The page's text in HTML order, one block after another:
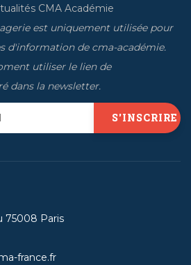
CMA Académie
est uniquement utilisée pour
d'information de cma-académie.
utiliser le lien de
dans la newsletter.
75008 Paris
france.fr